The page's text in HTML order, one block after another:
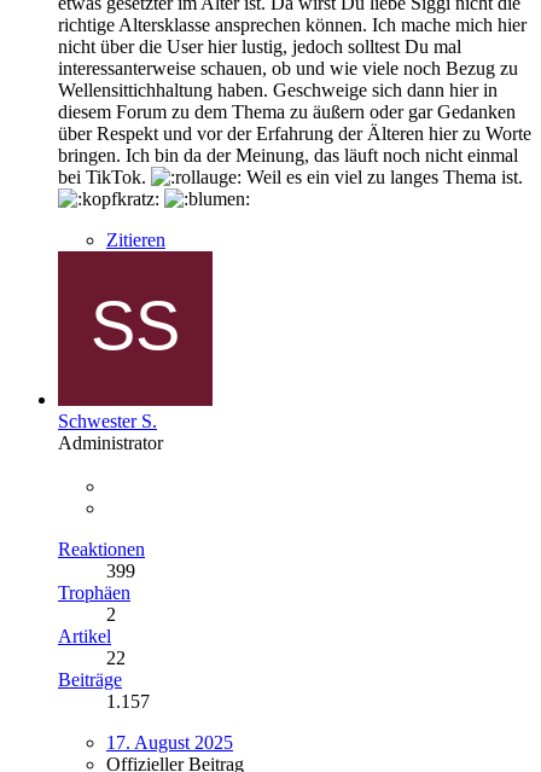
richtige Altersklasse ansprechen können. Ich mache mich hier
nicht über die User hier lustig, jedoch solltest Du mal
interessanterweise schauen, ob und wie viele noch Bezug zu
Wellensittichhaltung haben. Geschweige sich dann hier in
diesem Forum zu dem Thema zu äußern oder gar Gedanken
über Respekt und vor der Erfahrung der Älteren hier zu Worte
bringen. Ich bin da der Meinung, das läuft noch nicht einmal
bei TikTok.
Weil es ein viel zu langes Thema ist.
Zitieren
Schwester S.
Administrator
Reaktionen
399
Trophäen
2
Artikel
22
Beiträge
1.157
17. August 2025
Offizieller Beitrag